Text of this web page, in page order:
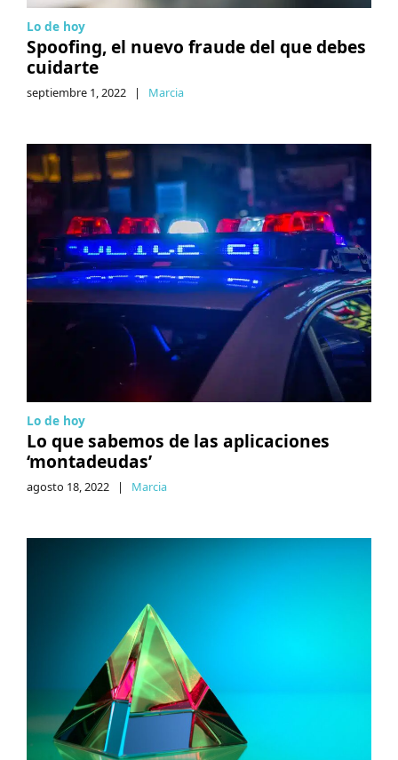
Lo de hoy
Spoofing, el nuevo fraude del que debes
cuidarte
septiembre 1, 2022 | Marcia
Lo de hoy
Lo que sabemos de las aplicaciones
‘montadeudas’
agosto 18, 2022 | Marcia